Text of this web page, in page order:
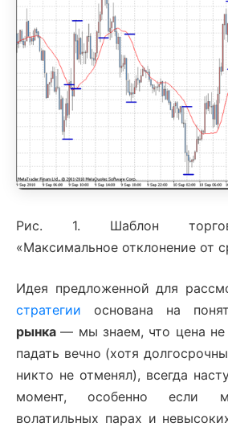
Рис. 1. Шаблон
«Максимальное отклонение от
Идея предложенной для
стратегии основана на
рынка— мы знаем, что цена
падать вечно (хотя
никто не отменял), всегда
момент, особенно если
волатильных парах и